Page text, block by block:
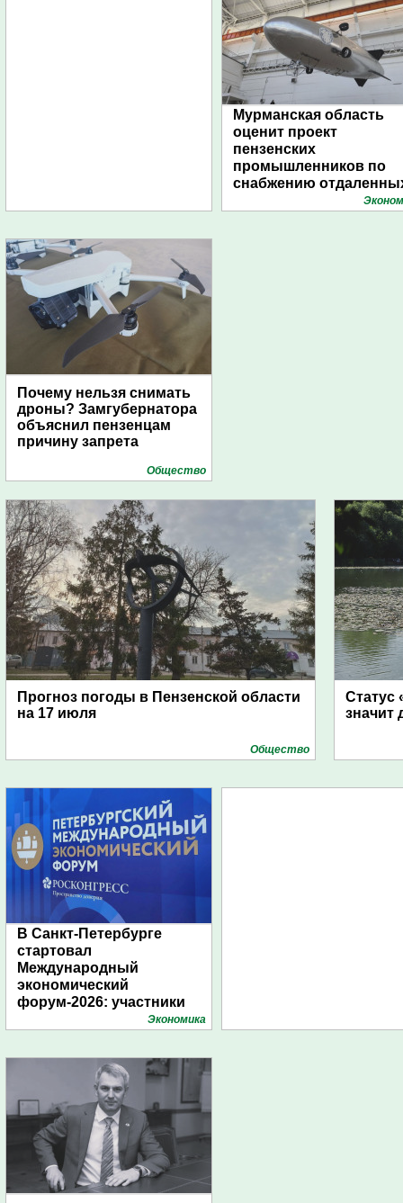
Мурманская область
оценит проект
пензенских
промышленников по
снабжению
поселений с помощью
Почему нельзя снимать
дроны? Замгубернатора
объяснил пензенцам
причину запрета
Общество
Прогноз погоды в Пензенской области
на 17 июля
Общество
Статус
значит
В Санкт-Петербурге
стартовал
Международный
экономический
форум-2026: участники
подготовили креативные
Экономика